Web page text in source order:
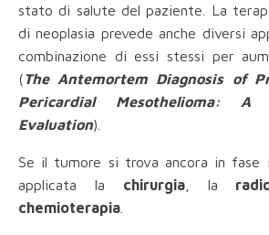
stato di salute del paziente. La
di neoplasia prevede anche diversi
combinazione di essi stessi per
(The Antemortem Diagnosis of
Pericardial Mesothelioma: A
Evaluation).
Se il tumore si trova ancora in fase
applicata la chirurgia, la
chemioterapia